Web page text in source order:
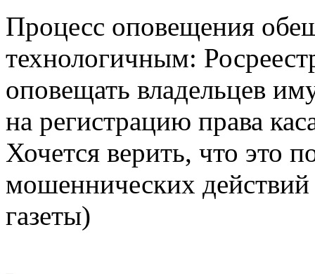
Процесс оповещения
технологичным:
оповещать владельцев
на регистрацию права
Хочется верить, что это
мошеннических
газеты)